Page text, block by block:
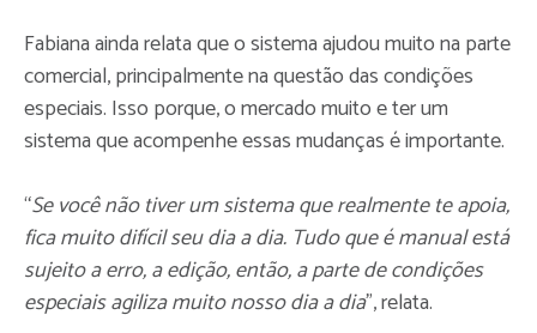
Fabiana ainda relata que o sistema ajudou muito na parte
comercial, principalmente na questão das condições
especiais. Isso porque, o mercado muito e ter um
sistema que acompenhe essas mudanças é importante.
“Se você não tiver um sistema que realmente te apoia,
fica muito difícil seu dia a dia. Tudo que é manual está
sujeito a erro, a edição, então, a parte de condições
especiais agiliza muito nosso dia a dia”, relata.